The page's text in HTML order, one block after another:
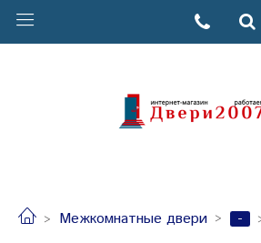
Межкомнатные двери -